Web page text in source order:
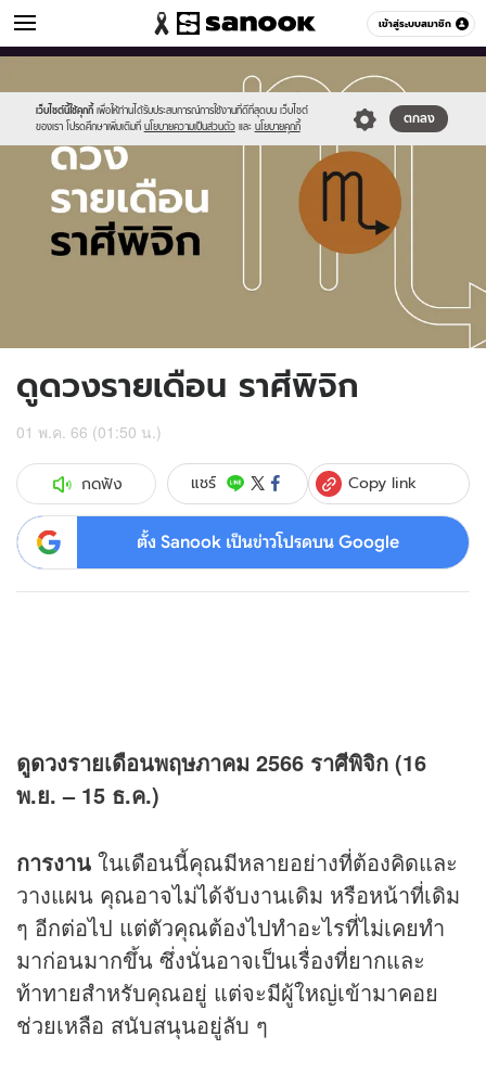
เข้าสู่ระบบสมาชิก
ดูดวง หมวดอื่นๆ
เว็บไซต์นี้ใช้คุกกี้ เพื่อให้ท่านได้รับประสบการณ์การใช้งานที่ดีที่สุดบน เว็บไซต์
ของเรา โปรดศึกษาเพิ่มเติมที่ นโยบายความเป็นส่วนตัว และ นโยบายคุกกี้
ตกลง
new-
sanook.png
horoscope-
scorpio.jpg
ดูดวงรายเดือน ราศีพิจิก
01 พ.ค. 66 (01:50 น.)
กดฟัง แชร์ Copy link
ตั้ง Sanook เป็นข่าวโปรดบน Google
ดูดวงรายเดือนพฤษภาคม 2566 ราศีพิจิก (16
พ.ย. – 15 ธ.ค.)
การงาน ในเดือนนี้คุณมีหลายอย่างที่ต้องคิดและ
วางแผน คุณอาจไม่ได้จับงานเดิม หรือหน้าที่เดิม
ๆ อีกต่อไป แต่ตัวคุณต้องไปทำอะไรที่ไม่เคยทำ
มาก่อนมากขึ้น ซึ่งนั่นอาจเป็นเรื่องที่ยากและ
ท้าทายสำหรับคุณอยู่ แต่จะมีผู้ใหญ่เข้ามาคอย
ช่วยเหลือ สนับสนุนอยู่ลับ ๆ